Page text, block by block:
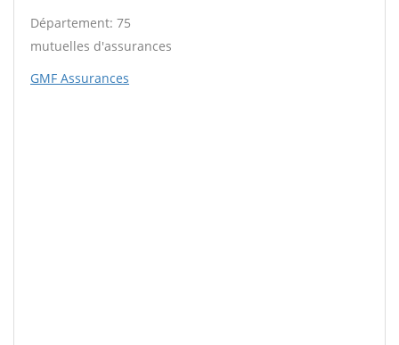
Département: 75
mutuelles d'assurances
GMF Assurances